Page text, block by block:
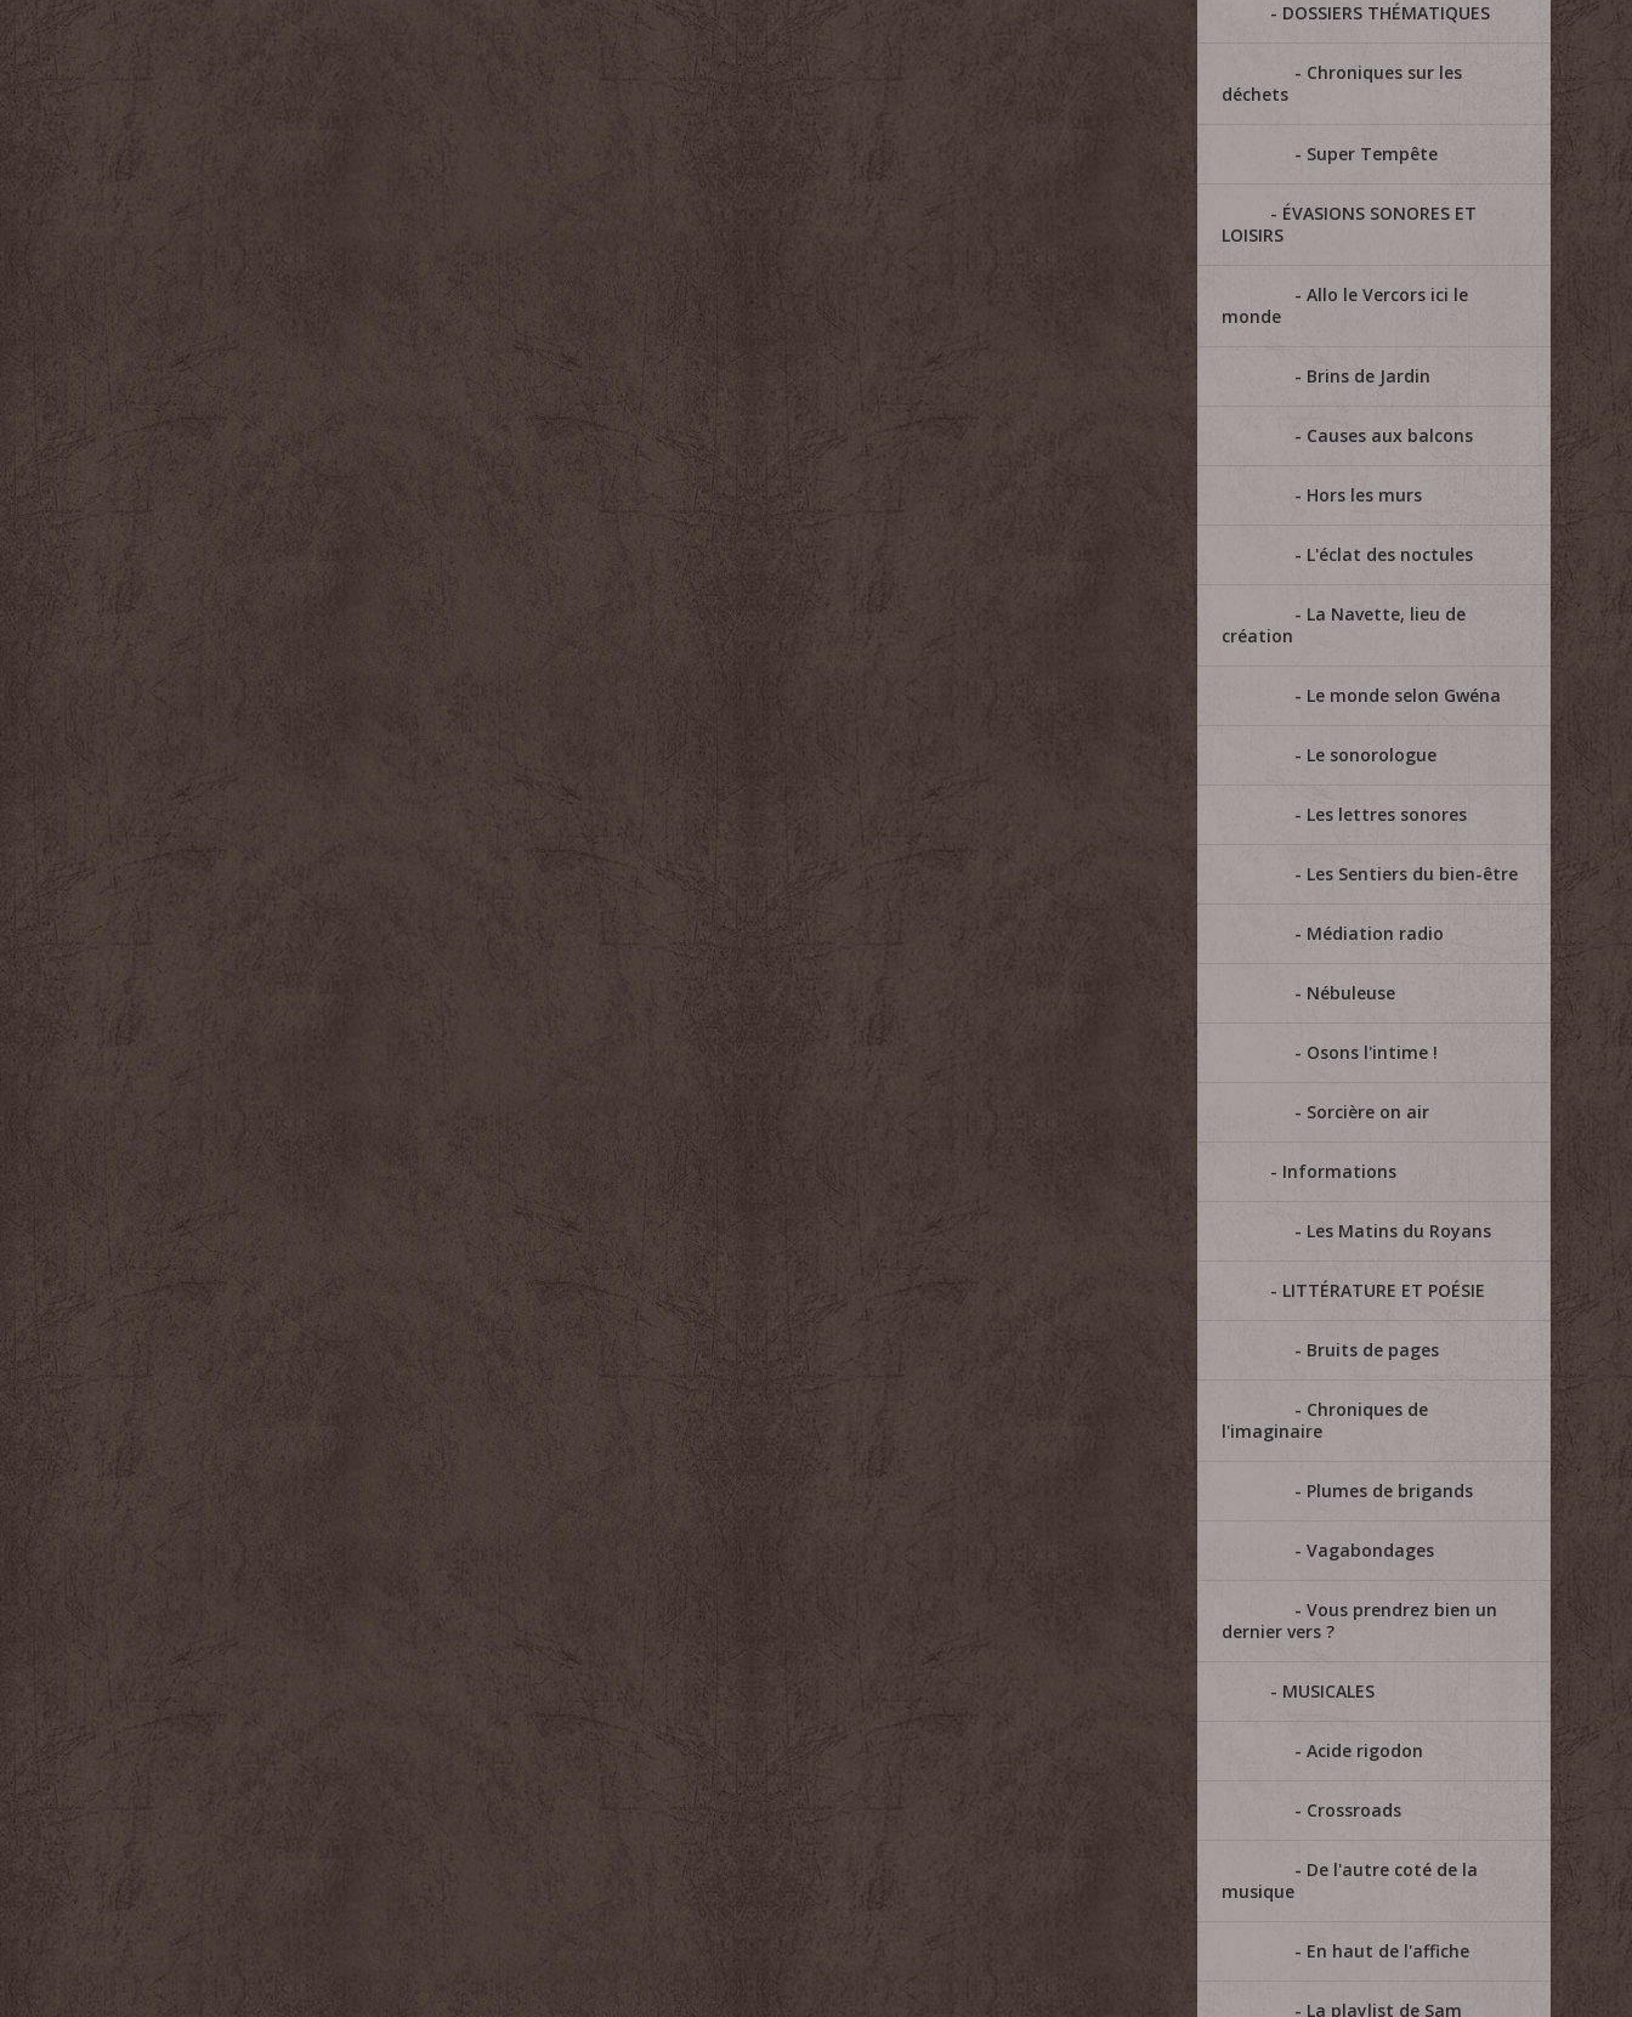
DOSSIERS THÉMATIQUES
Chroniques sur les
déchets
Super Tempête
ÉVASIONS SONORES ET
LOISIRS
Allo le Vercors ici le
monde
Brins de Jardin
Causes aux balcons
Hors les murs
L'éclat des noctules
La Navette, lieu de
création
Le monde selon Gwéna
Le sonorologue
Les lettres sonores
Les Sentiers du bien-être
Médiation radio
Nébuleuse
Osons l'intime !
Sorcière on air
Informations
Les Matins du Royans
LITTÉRATURE ET POÉSIE
Bruits de pages
Chroniques de
l'imaginaire
Plumes de brigands
Vagabondages
Vous prendrez bien un
dernier vers ?
MUSICALES
Acide rigodon
Crossroads
De l'autre coté de la
musique
En haut de l'affiche
La playlist de Sam